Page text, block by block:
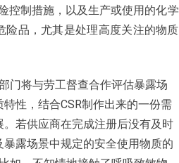
控制措施，以及生产或使用的化学
品，尤其是处理高度关注的物质
门将与劳工督查合作评估暴露场
性，结合CSR制作出来的一份需
若供应商在完成注册后没有及时
露场景中规定的安全使用物质的